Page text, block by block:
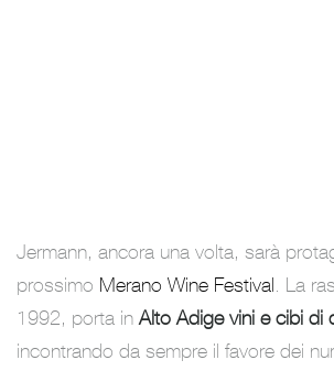
Jermann, ancora una volta, sarà
prossimo Merano Wine Festival . La
1992, porta in Alto Adige vini e cibi di
incontrando da sempre il favore dei